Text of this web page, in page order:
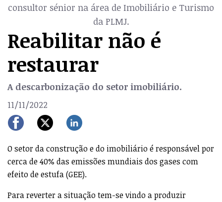
consultor sénior na área de Imobiliário e Turismo
da PLMJ.
Reabilitar não é
restaurar
A descarbonização do setor imobiliário.
11/11/2022
O setor da construção e do imobiliário é responsável por
cerca de 40% das emissões mundiais dos gases com
efeito de estufa (GEE).
Para reverter a situação tem-se vindo a produzir